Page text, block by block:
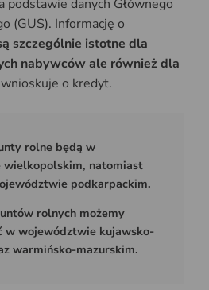
podstawie danych Głównego
(GUS). Informację o
szczególnie istotne dla
nabywców ale również dla
o kredyt.
rolne będą w
natomiast
podkarpackim.
rolnych możemy
w województwie kujawsko-
warmińsko-mazurskim.